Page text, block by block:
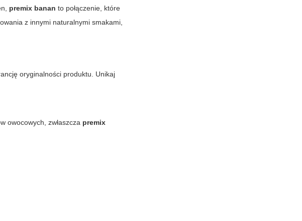
premix banan to połączenie, które
z innymi naturalnymi smakami,
oryginalności produktu. Unikaj
owocowych, zwłaszcza premix